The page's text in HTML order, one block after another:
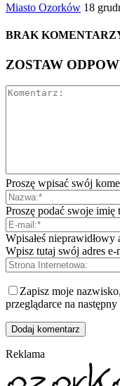
Miasto Ozorków 18
BRAK
ZOSTAW
Proszę wpisać swój
Proszę podać swoje imię
Wpisałeś nieprawidłowy
Wpisz tutaj swój adres e-
Zapisz moje
przeglądarce na
Reklama